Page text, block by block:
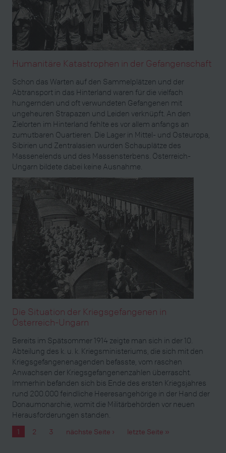
Humanitäre Katastrophen in der Gefangenschaft
Schon das Warten auf den Sammelplätzen und der
Abtransport in das Hinterland waren für die vielfach
hungernden und oft verwundeten Gefangenen mit
ungeheuren Strapazen und Leiden verknüpft. An den
Zielorten im Hinterland fehlte es vor allem anfangs an
zumutbaren Quartieren. Die Lager in Mittel- und Osteuropa,
Sibirien und Zentralasien wurden Schauplätze des
Massenelends und des Massensterbens. Österreich-
Ungarn bildete dabei keine Ausnahme.
Die Situation der Kriegsgefangenen in
Österreich-Ungarn
Bereits im Spätsommer 1914 zeigte man sich in der 10.
Abteilung des k. u. k. Kriegsministeriums, die sich mit den
Kriegsgefangenenagenden befasste, vom raschen
Anwachsen der Kriegsgefangenenzahlen überrascht.
Immerhin befanden sich bis Ende des ersten Kriegsjahres
rund 200.000 feindliche Heeresangehörige in der Hand der
Donaumonarchie, womit die Militärbehörden vor neuen
Herausforderungen standen.
Seiten
1 2 3 nächste Seite › letzte Seite »